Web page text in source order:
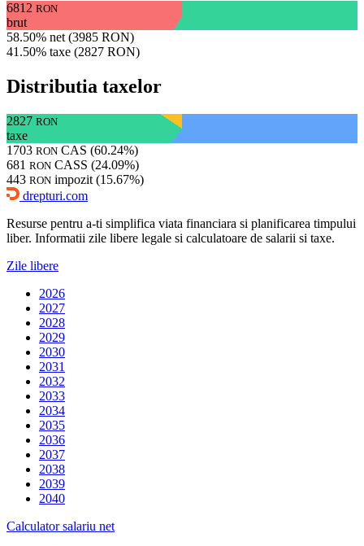
6812 RON
brut
58.50% net (3985 RON)
41.50% taxe (2827 RON)
Distributia taxelor
2827 RON
taxe
1703 RON CAS (60.24%)
681 RON CASS (24.09%)
443 RON impozit (15.67%)
drepturi.com
Resurse pentru a-ti simplifica viata financiara si planificarea timpului
liber. Informatii zile libere legale si calculatoare de salarii si taxe.
Zile libere
2026
2027
2028
2029
2030
2031
2032
2033
2034
2035
2036
2037
2038
2039
2040
Calculator salariu net